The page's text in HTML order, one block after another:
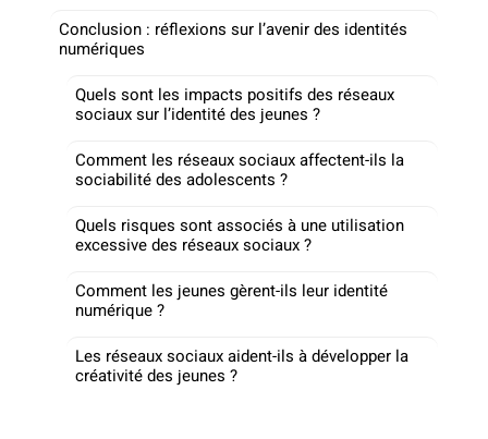
Conclusion : réflexions sur l’avenir des identités
numériques
Quels sont les impacts positifs des réseaux
sociaux sur l’identité des jeunes ?
Comment les réseaux sociaux affectent-ils la
sociabilité des adolescents ?
Quels risques sont associés à une utilisation
excessive des réseaux sociaux ?
Comment les jeunes gèrent-ils leur identité
numérique ?
Les réseaux sociaux aident-ils à développer la
créativité des jeunes ?